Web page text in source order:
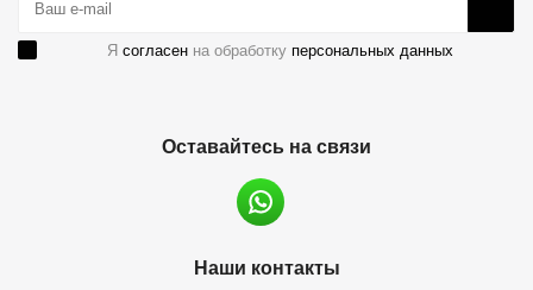
Я согласен на обработку персональных данных
Оставайтесь на связи
Наши контакты